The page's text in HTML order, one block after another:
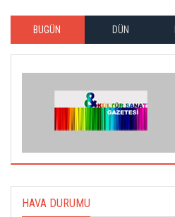
BUGÜN DÜN
HAVA DURUMU